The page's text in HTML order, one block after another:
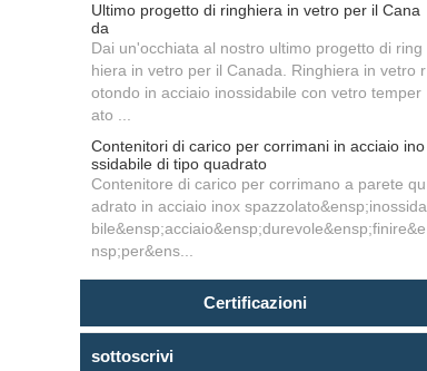
Ultimo progetto di ringhiera in vetro per il Cana
da
Dai un'occhiata al nostro ultimo progetto di ring
hiera in vetro per il Canada. Ringhiera in vetro r
otondo in acciaio inossidabile con vetro temper
ato ...
Contenitori di carico per corrimani in acciaio ino
ssidabile di tipo quadrato
Contenitore di carico per corrimano a parete qu
adrato in acciaio inox spazzolato&ensp;inossida
bile&ensp;acciaio&ensp;durevole&ensp;finire&e
nsp;per&ens...
Certificazioni
sottoscrivi